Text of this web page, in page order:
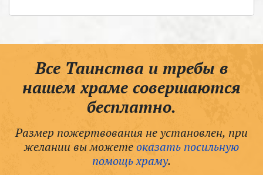
Все Таинства и требы в
нашем храме совершаются
бесплатно.
Размер пожертвования не установлен, при
желании вы можетеоказать посильную
помощь храму.